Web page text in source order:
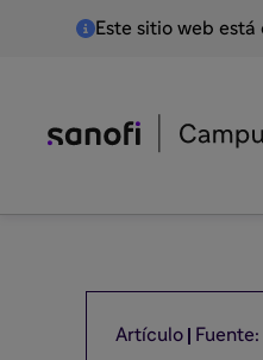
Este sitio web
Artículo